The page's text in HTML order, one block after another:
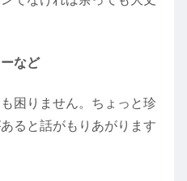
など
困りません。ちょっと珍
ると話がもりあがります